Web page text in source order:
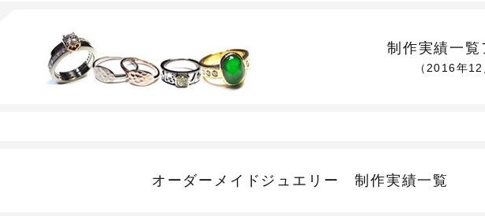
制作実績一覧
（2016年12
オーダーメイドジュエリー制作実績一覧